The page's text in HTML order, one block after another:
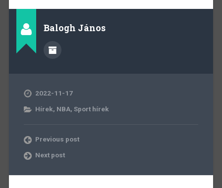
Balogh János
2022-11-17
Hírek, NBA, Sport hírek
Previous post
Next post